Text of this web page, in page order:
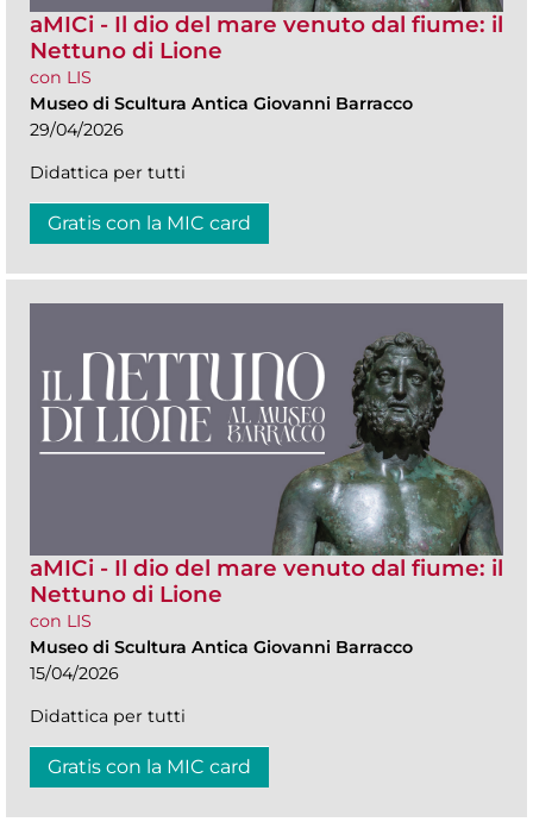
aMICi - Il dio del mare venuto dal fiume: il
Nettuno di Lione
con LIS
Museo di Scultura Antica Giovanni Barracco
29/04/2026
Didattica per tutti
Gratis con la MIC card
aMICi - Il dio del mare venuto dal fiume: il
Nettuno di Lione
con LIS
Museo di Scultura Antica Giovanni Barracco
15/04/2026
Didattica per tutti
Gratis con la MIC card